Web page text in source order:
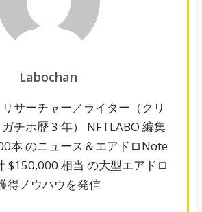
Labochan
サーチャー／ライター（クリ
チホ歴 3 年） NFTLABO 編集
本 のニュース＆エアドロNote
$150,000 相当 の大型エアドロ
得ノウハウを発信